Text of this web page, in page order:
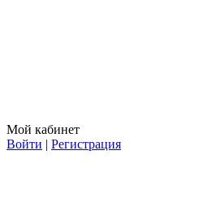
Мой кабинет
Войти | Регистрация